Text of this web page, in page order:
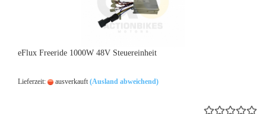
eFlux Freeride 1000W 48V Steuereinheit
Lieferzeit: ausverkauft (Ausland abweichend)